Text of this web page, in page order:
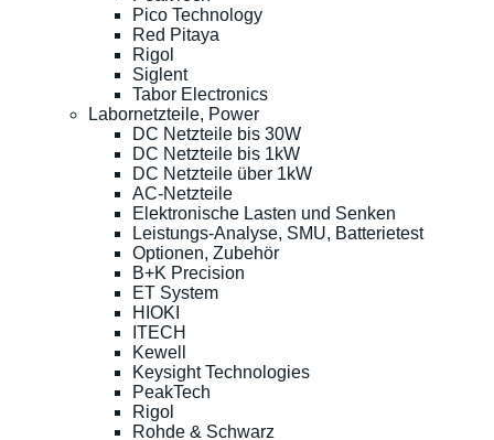
Pico Technology
Red Pitaya
Rigol
Siglent
Tabor Electronics
Labornetzteile, Power
DC Netzteile bis 30W
DC Netzteile bis 1kW
DC Netzteile über 1kW
AC-Netzteile
Elektronische Lasten und Senken
Leistungs-Analyse, SMU, Batterietest
Optionen, Zubehör
B+K Precision
ET System
HIOKI
ITECH
Kewell
Keysight Technologies
PeakTech
Rigol
Rohde & Schwarz